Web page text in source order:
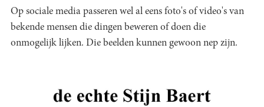
Op sociale media passeren wel al eens foto's of video's van
bekende mensen die dingen beweren of doen die
onmogelijk lijken. Die beelden kunnen gewoon nep zijn.